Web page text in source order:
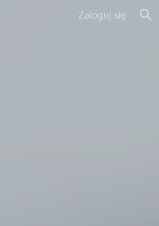
Zaloguj się